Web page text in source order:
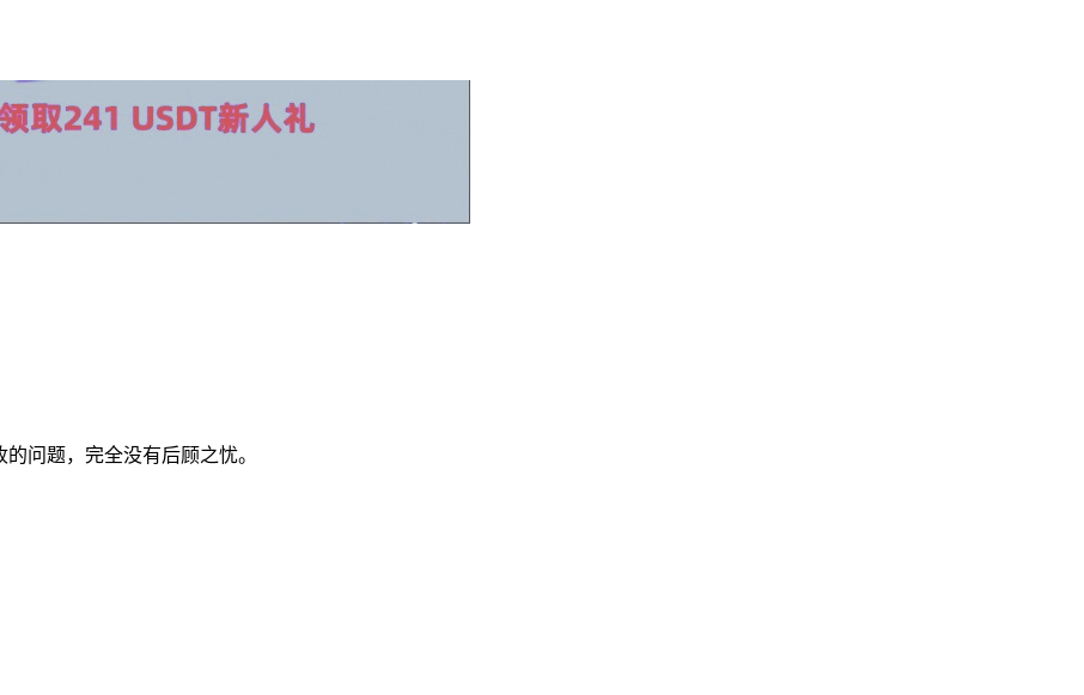
问题，完全没有后顾之忧。